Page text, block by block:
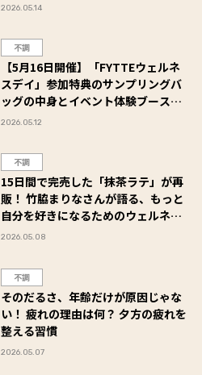
2026.05.14
不調
【5月16日開催】「FYTTEウェルネ
スデイ」参加特典のサンプリングバ
ッグの中身とイベント体験ブースを
紹介！
2026.05.12
不調
15日間で完売した「抹茶ラテ」が再
販！ 竹脇まりなさんが語る、もっと
自分を好きになるためのウェルネス
習慣
2026.05.08
不調
そのだるさ、年齢だけが原因じゃな
い！ 疲れの理由は何？ 夕方の疲れを
整える習慣
2026.05.07